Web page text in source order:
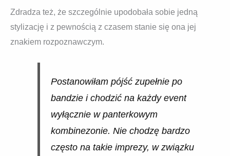
Zdradza też, że szczególnie upodobała sobie jedną
stylizację i z pewnością z czasem stanie się ona jej
znakiem rozpoznawczym.
Postanowiłam pójść zupełnie po
bandzie i chodzić na każdy event
wyłącznie w panterkowym
kombinezonie. Nie chodzę bardzo
często na takie imprezy, w związku